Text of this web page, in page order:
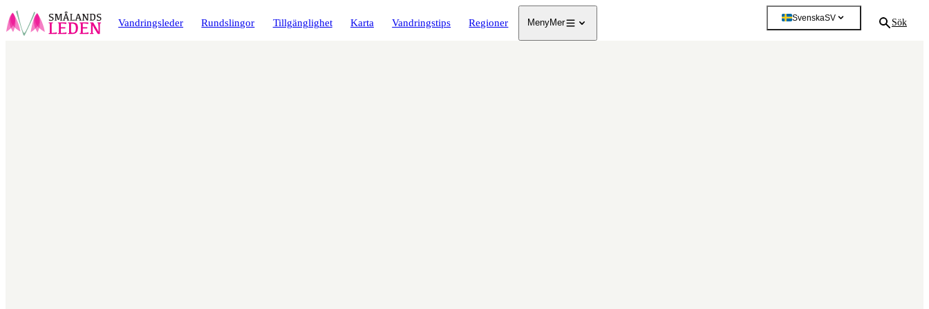
Vandringsleder Rundslingor Tillgänglighet Karta Vandringstips Regioner MenyMer
SvenskaSV Sök